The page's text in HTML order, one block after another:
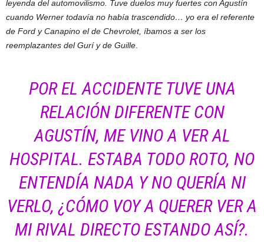
leyenda del automovilismo. Tuve duelos muy fuertes con Agustín
cuando Werner todavía no había trascendido… yo era el referente
de Ford y Canapino el de Chevrolet, íbamos a ser los
reemplazantes del Gurí y de Guille.
POR EL ACCIDENTE TUVE UNA
RELACIÓN DIFERENTE CON
AGUSTÍN, ME VINO A VER AL
HOSPITAL. ESTABA TODO ROTO, NO
ENTENDÍA NADA Y NO QUERÍA NI
VERLO, ¿CÓMO VOY A QUERER VER A
MI RIVAL DIRECTO ESTANDO ASÍ?.